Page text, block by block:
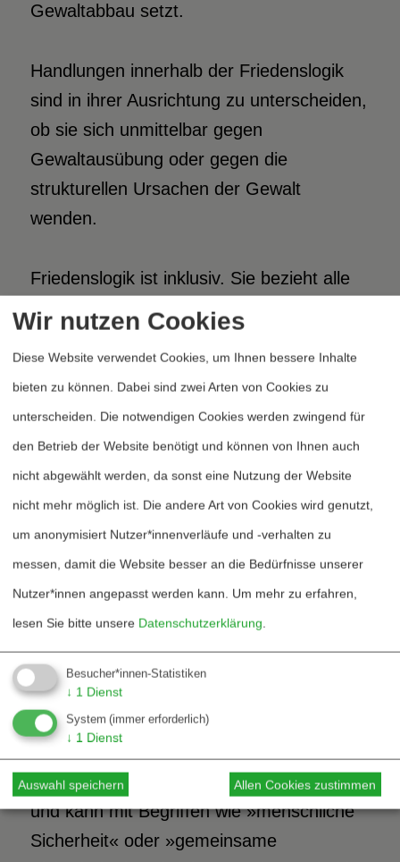
Gewaltabbau setzt.
Handlungen innerhalb der Friedenslogik
sind in ihrer Ausrichtung zu unterscheiden,
ob sie sich unmittelbar gegen
Gewaltausübung oder gegen die
strukturellen Ursachen der Gewalt
wenden.
Friedenslogik ist inklusiv. Sie bezieht alle
Konfliktakteure mit ein, nimmt ihre
und ernst wie die eigenen, erkennt und
analysiert sich ggf. überlagernde Konflikte,
konzentriert sich nicht auf Sanktionen,
sondern auf »Belohnungen«,
unterscheidet auch zwischen berechtigten
und unberechtigten Ansprüchen der am
Konflikt direkt oder indirekt Beteiligten.
Die Kritik der Länder des Südens am
Leitbild der »liberalen Demokratie« ist
berechtigt und muss ernst genommen
werden.
Bedürfnis nach »Sicherheit« einen Platz
und kann mit Begriffen wie »menschliche
Sicherheit« oder »gemeinsame
Wir nutzen Cookies
Diese Website verwendet Cookies, um Ihnen bessere Inhalte
bieten zu können. Dabei sind zwei Arten von Cookies zu
unterscheiden. Die notwendigen Cookies werden zwingend für
den Betrieb der Website benötigt und können von Ihnen auch
nicht abgewählt werden, da sonst eine Nutzung der Website
nicht mehr möglich ist. Die andere Art von Cookies wird genutzt,
um anonymisiert Nutzer*innenverläufe und -verhalten zu
messen, damit die Website besser an die Bedürfnisse unserer
Nutzer*innen angepasst werden kann. Um mehr zu erfahren,
lesen Sie bitte unsere Datenschutzerklärung.
Besucher*innen-Statistiken
↓ 1 Dienst
System (immer erforderlich)
↓ 1 Dienst
Auswahl speichern Allen Cookies zustimmen